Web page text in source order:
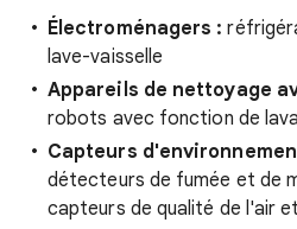
Électroménagers :
lave-vaisselle
Appareils de nettoyage
robots avec fonction de
Capteurs
détecteurs de fumée et de
capteurs de qualité de l'air